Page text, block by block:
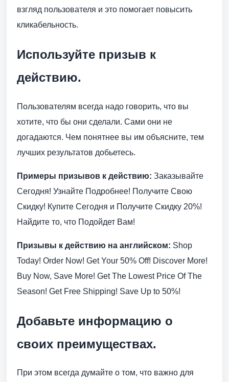
взгляд пользователя и это помогает повысить
кликабельность.
Используйте призыв к
действию.
Пользователям всегда надо говорить, что вы
хотите, что бы они сделали. Сами они не
догадаются. Чем понятнее вы им объясните, тем
лучших результатов добьетесь.
Примеры призывов к действию: Заказывайте
Сегодня! Узнайте Подробнее! Получите Свою
Скидку! Купите Сегодня и Получите Скидку 20%!
Найдите то, что Подойдет Вам!
Призывы к действию на английском: Shop
Today! Order Now! Get Your 50% Off! Discover More!
Buy Now, Save More! Get The Lowest Price Of The
Season! Get Free Shipping! Save Up to 50%!
Добавьте информацию о
своих преимуществах.
При этом всегда думайте о том, что важно для